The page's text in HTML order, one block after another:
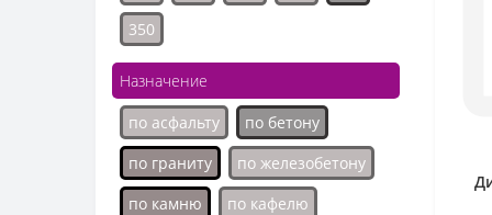
350
Назначение
по асфальту
по бетону
по граниту
по железобетону
по камню
по кафелю